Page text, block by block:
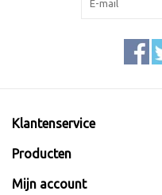
Klantenservice
Producten
Mijn account